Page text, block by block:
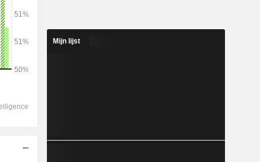
2028
322.601
-2.799
Mijn lijst